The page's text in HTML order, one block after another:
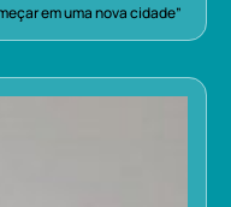
em uma nova cidade”